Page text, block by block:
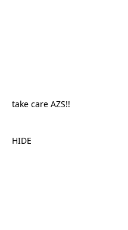
take care AZS!!
HIDE